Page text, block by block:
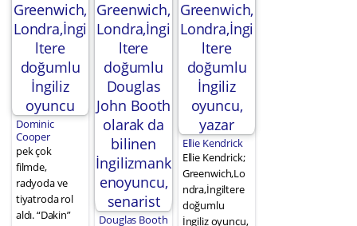
Dominic
Cooper
pek çok
filmde,
radyoda ve
tiyatroda rol
aldı. “Dakin”
Douglas Booth
Ellie Kendrick
Ellie Kendrick;
Greenwich,Lo
ndra,İngiltere
doğumlu
İngiliz oyuncu,